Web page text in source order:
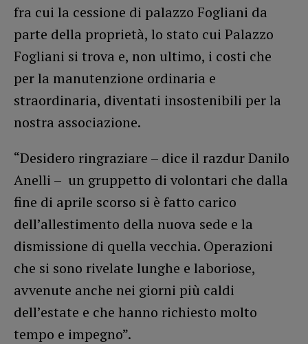
fra cui la cessione di palazzo Fogliani da
parte della proprietà, lo stato cui Palazzo
Fogliani si trova e, non ultimo, i costi che
per la manutenzione ordinaria e
straordinaria, diventati insostenibili per la
nostra associazione.
“Desidero ringraziare – dice il razdur Danilo
Anelli – un gruppetto di volontari che dalla
fine di aprile scorso si è fatto carico
dell’allestimento della nuova sede e la
dismissione di quella vecchia. Operazioni
che si sono rivelate lunghe e laboriose,
avvenute anche nei giorni più caldi
dell’estate e che hanno richiesto molto
tempo e impegno”.